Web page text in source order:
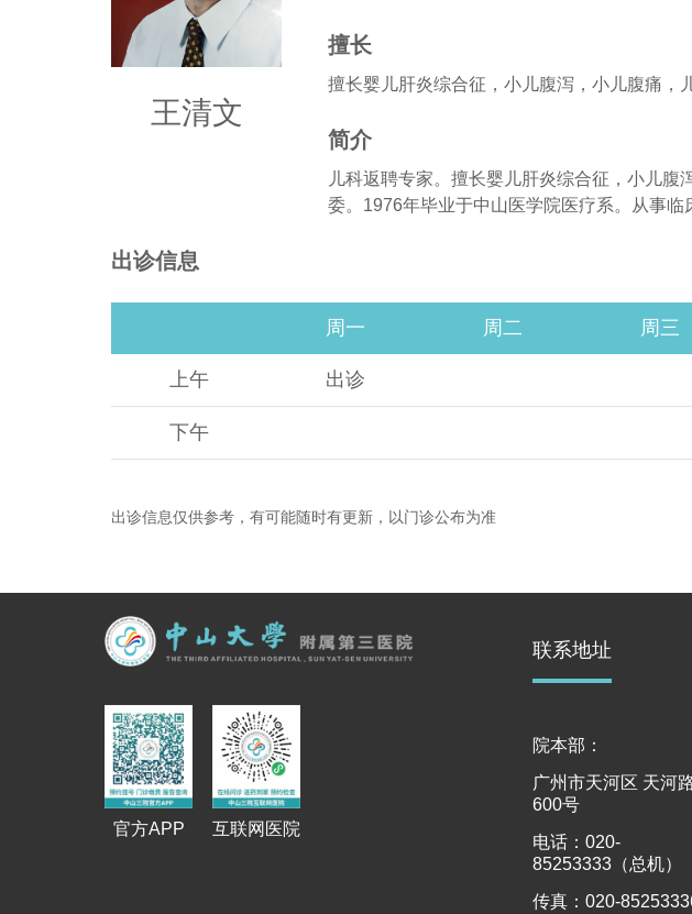
王清文
擅长
擅长婴儿肝炎综合征，小儿腹泻，小儿腹痛，
简介
儿科返聘专家。擅长婴儿肝炎综合征，小儿
委。1976年毕业于中山医学院医疗系。从事临
出诊信息
周一 周二 周三
上午 出诊
下午
出诊信息仅供参考，有可能随时有更新，以门诊公布为准
官方APP 互联网医院
联系地址
院本部：
广州市天河区 天河
600号
电话：020-
85253333（总机）
传真：020-